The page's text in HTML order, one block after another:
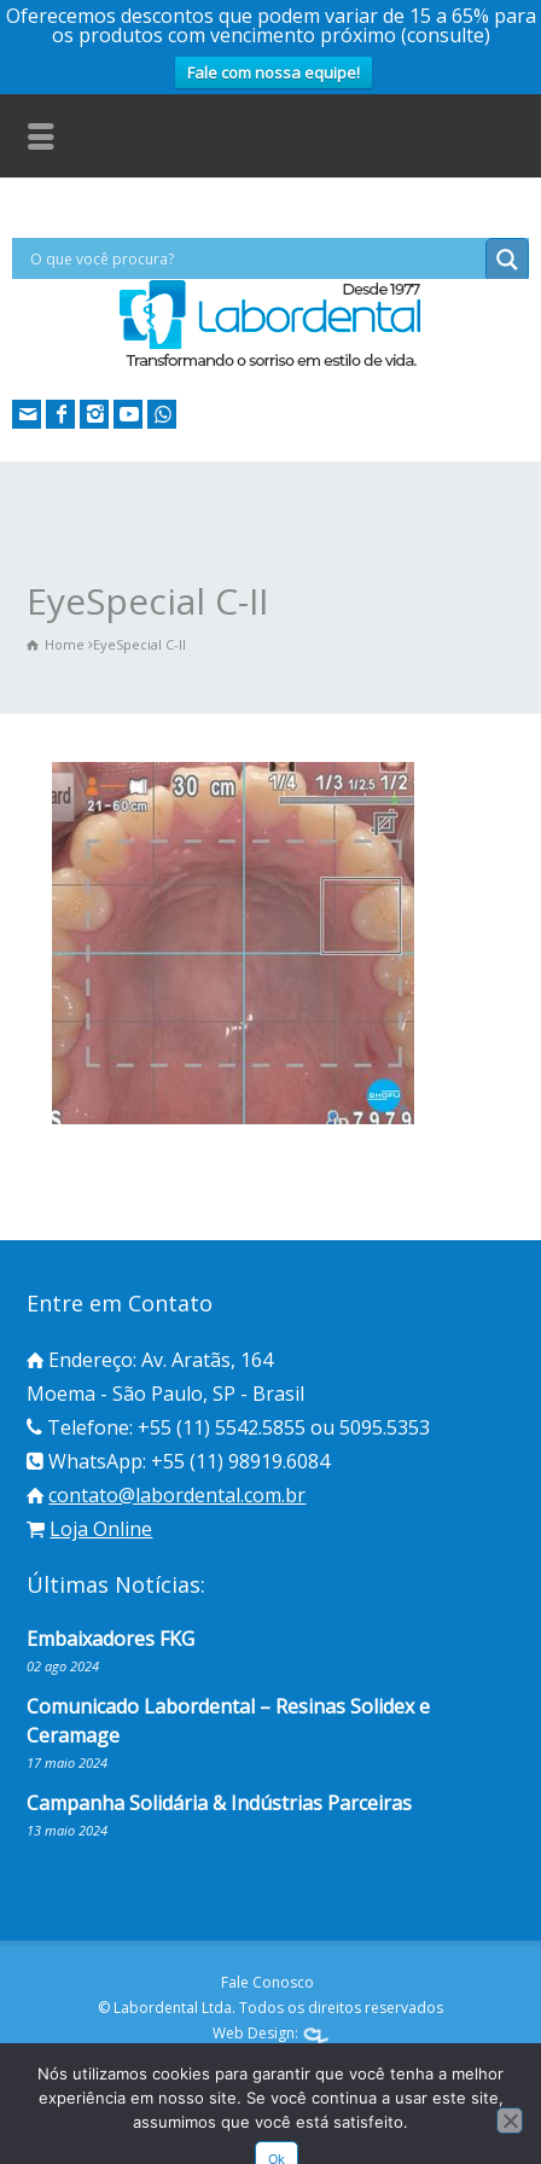
Oferecemos descontos que podem variar de 15 a 65% para
os produtos com vencimento próximo (consulte)
Fale com nossa equipe!
EyeSpecial C-II
Home EyeSpecial C-II
Entre em Contato
Endereço: Av. Aratãs, 164
Moema - São Paulo, SP - Brasil
Telefone: +55 (11) 5542.5855 ou 5095.5353
WhatsApp: +55 (11) 98919.6084
contato@labordental.com.br
Loja Online
Últimas Notícias:
Embaixadores FKG
02 ago 2024
Comunicado Labordental – Resinas Solidex e
Ceramage
17 maio 2024
Campanha Solidária & Indústrias Parceiras
13 maio 2024
Fale Conosco
© Labordental Ltda. Todos os direitos reservados
Web Design:
Nós utilizamos cookies para garantir que você tenha a melhor
experiência em nosso site. Se você continua a usar este site,
assumimos que você está satisfeito.
Ok